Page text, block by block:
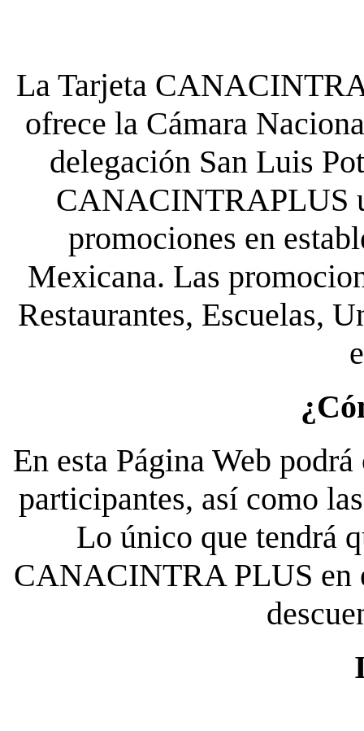
La Tarjeta
ofrece la Cámara
delegación San Luis
CANACINTRAPLUS
promociones en
Mexicana. Las
Restaurantes, Escuelas,
En esta Página Web
participantes, así como
Lo único que tendrá
CANACINTRA PLUS en